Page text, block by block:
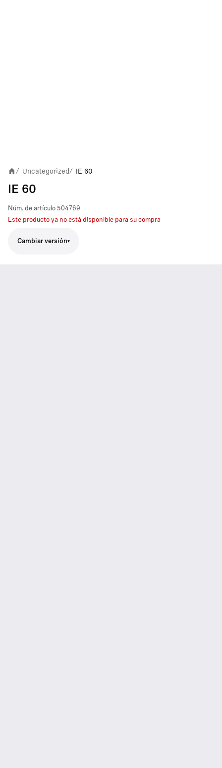
/ Uncategorized / IE 60
IE 60
Núm. de artículo 504769
Este producto ya no está disponible para su compra
Cambiar versión